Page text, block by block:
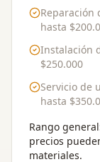
Reparación
hasta
Instalación
$250.000
Servicio de
hasta
Rango
precios
materiales.